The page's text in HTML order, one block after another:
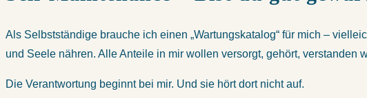
Als Selbstständige brauche ich einen „Wartungskatalog“ für mich –
und Seele nähren. Alle Anteile in mir wollen versorgt, gehört, verstanden
Die Verantwortung beginnt bei mir. Und sie hört dort nicht auf.